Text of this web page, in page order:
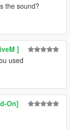
the sound?
]
used
On]